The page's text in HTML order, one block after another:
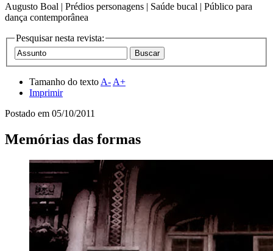
Augusto Boal | Prédios personagens | Saúde bucal | Público para
dança contemporânea
Pesquisar nesta revista:
Tamanho do texto A- A+
Imprimir
Postado em 05/10/2011
Memórias das formas